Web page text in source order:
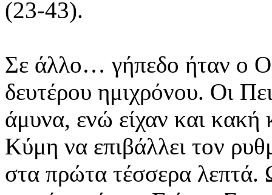
(23-43).
Σε άλλο… γήπεδο ήταν ο
δευτέρου ημιχρόνου. Οι
άμυνα, ενώ είχαν και κακή
Κύμη να επιβάλλει τον
στα πρώτα τέσσερα λεπτά.